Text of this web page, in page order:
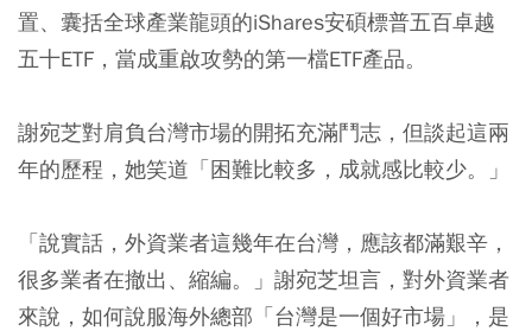
置、囊括全球產業龍頭的iShares安碩標普五百卓越
五十ETF，當成重啟攻勢的第一檔ETF產品。
謝宛芝對肩負台灣市場的開拓充滿鬥志，但談起這兩
年的歷程，她笑道「困難比較多，成就感比較少。」
「說實話，外資業者這幾年在台灣，應該都滿艱辛，
很多業者在撤出、縮編。」謝宛芝坦言，對外資業者
來說，如何說服海外總部「台灣是一個好市場」，是